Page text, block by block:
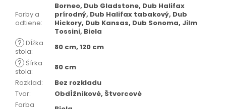
Farby a
odtiene:
Borneo, Dub Gladstone, Dub Halifax
prírodný, Dub Halifax tabakový, Dub
Hickory, Dub Kansas, Dub Sonoma, Jilm
Tossini, Biela
? Dĺžka
stola: 80 cm, 120 cm
? Šírka
stola:
80 cm
Rozklad:
Bez rozkladu
Tvar:
Obdĺžníkové, Štvorcové
Farba